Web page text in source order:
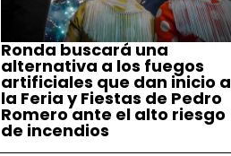
Ronda buscará una
alternativa a los fuegos
artificiales que dan inicio a
la Feria y Fiestas de Pedro
Romero ante el alto riesgo
de incendios